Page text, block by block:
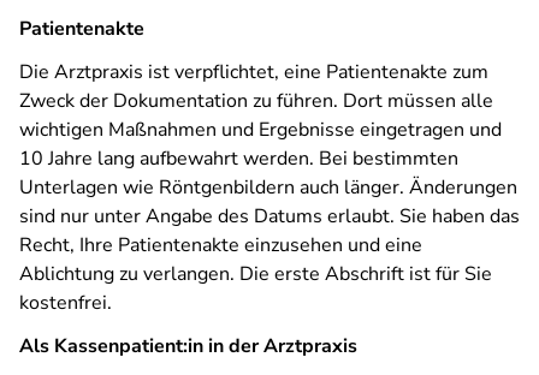
Patientenakte
Die Arztpraxis ist verpflichtet, eine Patientenakte zum
Zweck der Dokumentation zu führen. Dort müssen alle
wichtigen Maßnahmen und Ergebnisse eingetragen und
10 Jahre lang aufbewahrt werden. Bei bestimmten
Unterlagen wie Röntgenbildern auch länger. Änderungen
sind nur unter Angabe des Datums erlaubt. Sie haben das
Recht, Ihre Patientenakte einzusehen und eine
Ablichtung zu verlangen. Die erste Abschrift ist für Sie
kostenfrei.
Als Kassenpatient:in in der Arztpraxis